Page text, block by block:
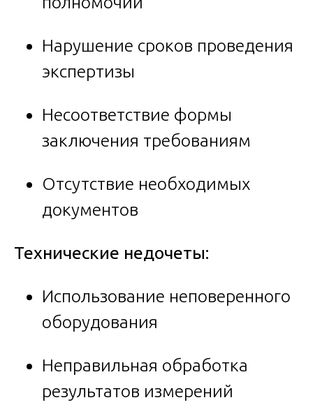
Нарушение сроков проведения
экспертизы
Несоответствие формы
заключения требованиям
Отсутствие необходимых
документов
Технические недочеты:
Использование неповеренного
оборудования
Неправильная обработка
результатов измерений